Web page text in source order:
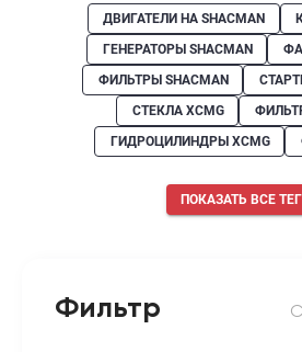
ДВИГАТЕЛИ НА SHACMAN
ГЕНЕРАТОРЫ SHACMAN
ФИЛЬТРЫ SHACMAN
СТЕКЛА XCMG
ГИДРОЦИЛИНДРЫ XCMG
ПОКАЗАТЬ ВСЕ
Фильтр